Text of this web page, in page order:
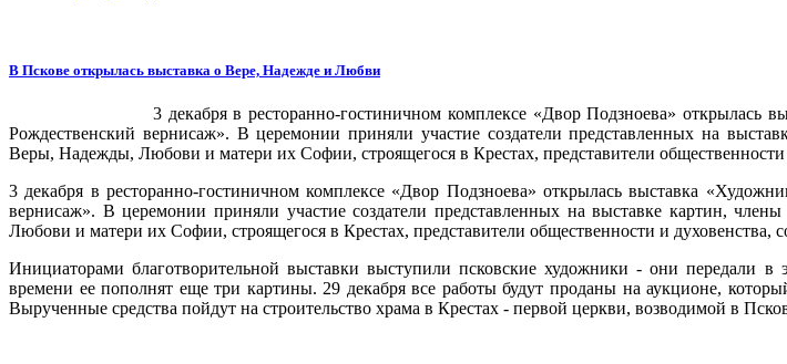
В Пскове открылась выставка о Вере, Надежде и Любви
3 декабря в ресторанно-гостиничном комплексе «Двор Подзноева»
Рождественский вернисаж». В церемонии приняли участие создатели представленных на
Веры, Надежды, Любови и матери их Софии, строящегося в Крестах, представители
3 декабря в ресторанно-гостиничном комплексе «Двор Подзноева» открылась выставка
вернисаж». В церемонии приняли участие создатели представленных на выставке картин,
Любови и матери их Софии, строящегося в Крестах, представители общественности и духовенства,
Инициаторами благотворительной выставки выступили псковские художники - они передали
времени ее пополнят еще три картины. 29 декабря все работы будут проданы на аукционе,
Вырученные средства пойдут на строительство храма в Крестах - первой церкви, возводимой в